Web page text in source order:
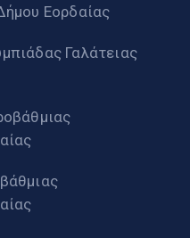
Εορδαίας
Γαλάτειας